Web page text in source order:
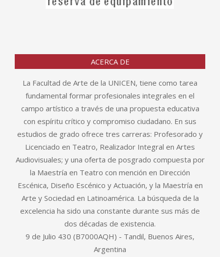
ACERCA DE
La Facultad de Arte de la UNICEN, tiene como tarea
fundamental formar profesionales integrales en el
campo artístico a través de una propuesta educativa
con espíritu crítico y compromiso ciudadano. En sus
estudios de grado ofrece tres carreras: Profesorado y
Licenciado en Teatro, Realizador Integral en Artes
Audiovisuales; y una oferta de posgrado compuesta por
la Maestría en Teatro con mención en Dirección
Escénica, Diseño Escénico y Actuación, y la Maestría en
Arte y Sociedad en Latinoamérica. La búsqueda de la
excelencia ha sido una constante durante sus más de
dos décadas de existencia.
9 de Julio 430 (B7000AQH) - Tandil, Buenos Aires,
Argentina